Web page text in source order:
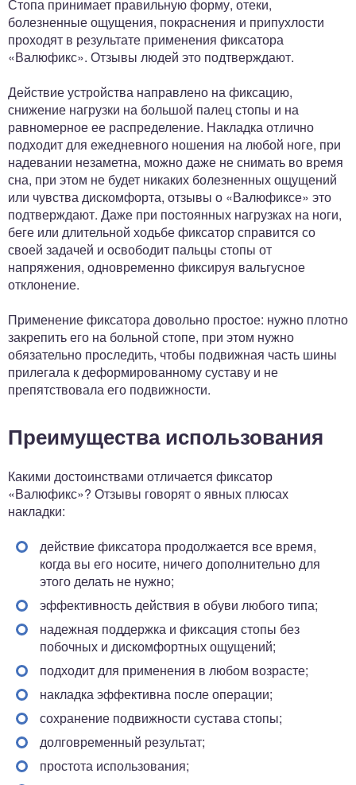
Стопа принимает правильную форму, отеки,
болезненные ощущения, покраснения и припухлости
проходят в результате применения фиксатора
«Валюфикс». Отзывы людей это подтверждают.
Действие устройства направлено на фиксацию,
снижение нагрузки на большой палец стопы и на
равномерное ее распределение. Накладка отлично
подходит для ежедневного ношения на любой ноге, при
надевании незаметна, можно даже не снимать во время
сна, при этом не будет никаких болезненных ощущений
или чувства дискомфорта, отзывы о «Валюфиксе» это
подтверждают. Даже при постоянных нагрузках на ноги,
беге или длительной ходьбе фиксатор справится со
своей задачей и освободит пальцы стопы от
напряжения, одновременно фиксируя вальгусное
отклонение.
Применение фиксатора довольно простое: нужно плотно
закрепить его на больной стопе, при этом нужно
обязательно проследить, чтобы подвижная часть шины
прилегала к деформированному суставу и не
препятствовала его подвижности.
Преимущества использования
Какими достоинствами отличается фиксатор
«Валюфикс»? Отзывы говорят о явных плюсах
накладки:
действие фиксатора продолжается все время,
когда вы его носите, ничего дополнительно для
этого делать не нужно;
эффективность действия в обуви любого типа;
надежная поддержка и фиксация стопы без
побочных и дискомфортных ощущений;
подходит для применения в любом возрасте;
накладка эффективна после операции;
сохранение подвижности сустава стопы;
долговременный результат;
простота использования;